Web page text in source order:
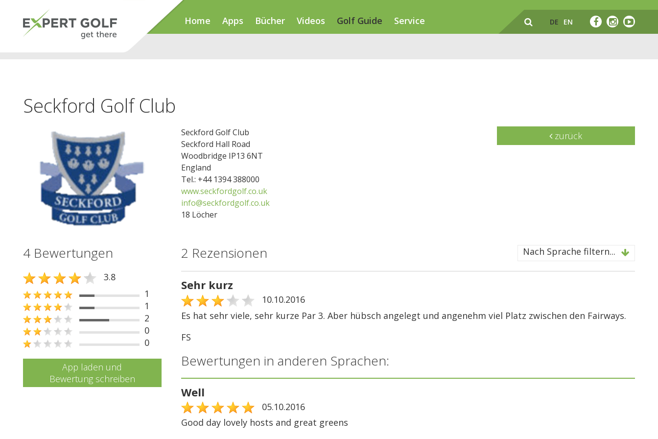
Home Apps Bücher Videos Golf Guide Service DE EN
Seckford Golf Club
Seckford Golf Club
Seckford Hall Road
Woodbridge IP13 6NT
England
Tel.: +44 1394 388000
www.seckfordgolf.co.uk
info@seckfordgolf.co.uk
18 Löcher
zurück
4 Bewertungen
3.8
1
1
2
0
0
App laden und
Bewertung schreiben
2 Rezensionen Nach Sprache filtern...
Sehr kurz
10.10.2016
Es hat sehr viele, sehr kurze Par 3. Aber hübsch angelegt und angenehm viel Platz zwischen den Fairways.
FS
Bewertungen in anderen Sprachen:
Well
05.10.2016
Good day lovely hosts and great greens